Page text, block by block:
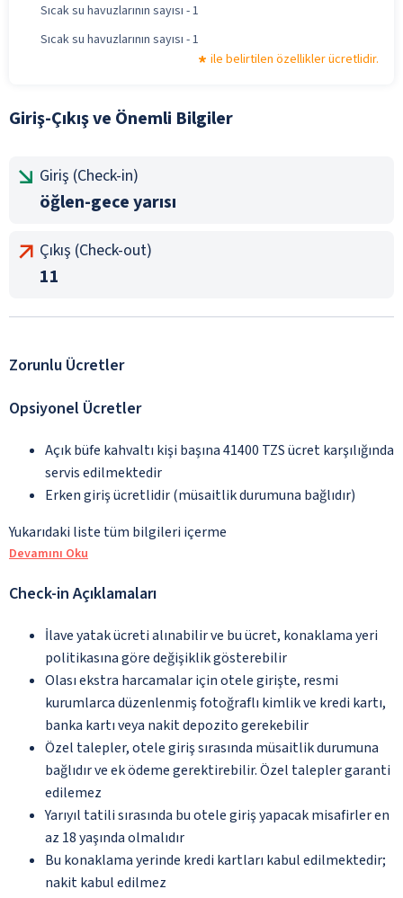
Sıcak su havuzlarının sayısı - 1
Sıcak su havuzlarının sayısı - 1
ile belirtilen özellikler ücretlidir.
Giriş-Çıkış ve Önemli Bilgiler
Giriş (Check-in)
öğlen-gece yarısı
Çıkış (Check-out)
11
Zorunlu Ücretler
Opsiyonel Ücretler
Açık büfe kahvaltı kişi başına 41400 TZS ücret karşılığında
servis edilmektedir
Erken giriş ücretlidir (müsaitlik durumuna bağlıdır)
Yukarıdaki liste tüm bilgileri içerme
Devamını Oku
Check-in Açıklamaları
İlave yatak ücreti alınabilir ve bu ücret, konaklama yeri
politikasına göre değişiklik gösterebilir
Olası ekstra harcamalar için otele girişte, resmi
kurumlarca düzenlenmiş fotoğraflı kimlik ve kredi kartı,
banka kartı veya nakit depozito gerekebilir
Özel talepler, otele giriş sırasında müsaitlik durumuna
bağlıdır ve ek ödeme gerektirebilir. Özel talepler garanti
edilemez
Yarıyıl tatili sırasında bu otele giriş yapacak misafirler en
az 18 yaşında olmalıdır
Bu konaklama yerinde kredi kartları kabul edilmektedir;
nakit kabul edilmez